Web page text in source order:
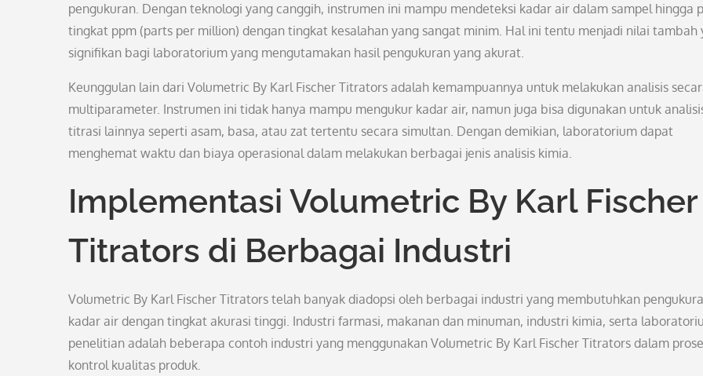
pengukuran. Dengan teknologi yang canggih, instrumen ini mampu mendeteksi kadar air dalam sampel hingga
tingkat ppm (parts per million) dengan tingkat kesalahan yang sangat minim. Hal ini tentu menjadi nilai tambah
signifikan bagi laboratorium yang mengutamakan hasil pengukuran yang akurat.
Keunggulan lain dari Volumetric By Karl Fischer Titrators adalah kemampuannya untuk melakukan analisis
multiparameter. Instrumen ini tidak hanya mampu mengukur kadar air, namun juga bisa digunakan untuk
titrasi lainnya seperti asam, basa, atau zat tertentu secara simultan. Dengan demikian, laboratorium dapat
menghemat waktu dan biaya operasional dalam melakukan berbagai jenis analisis kimia.
Implementasi Volumetric By Karl Fischer
Titrators di Berbagai Industri
Volumetric By Karl Fischer Titrators telah banyak diadopsi oleh berbagai industri yang membutuhkan
kadar air dengan tingkat akurasi tinggi. Industri farmasi, makanan dan minuman, industri kimia, serta
penelitian adalah beberapa contoh industri yang menggunakan Volumetric By Karl Fischer Titrators dalam
kontrol kualitas produk.